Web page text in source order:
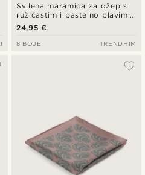
Svilena maramica za džep s
ružičastim i pastelno plavim
prugama
24,95 €
8 BOJE TRENDHIM